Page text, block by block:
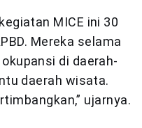
MICE ini 30
Mereka selama
di daerah-
daerah wisata.
ujarnya.